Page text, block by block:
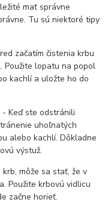
mať správne
Tu sú niektoré tipy
začatím čistenia krbu
Použite lopatu na popol
kachlí a uložte ho do
Keď ste odstránili
uhoľnatých
alebo kachlí. Dôkladne
výstuž.
môže sa stať, že v
Použite krbovú vidlicu
začne horieť.